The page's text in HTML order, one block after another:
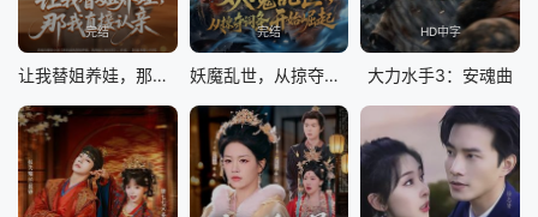
完结
让我替姐养娃，那我直接认亲
完结
妖魔乱世，从掠夺词条开始崛起
HD中字
大力水手3：安魂曲